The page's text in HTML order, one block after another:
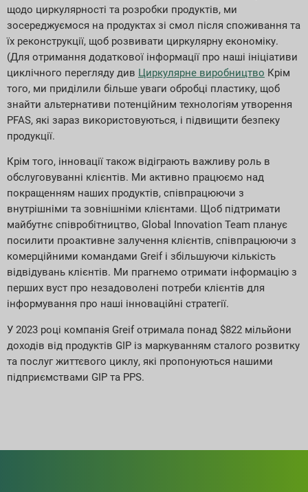
щодо циркулярності та розробки продуктів, ми
зосереджуємося на продуктах зі смол після споживання та
їх реконструкції, щоб розвивати циркулярну економіку.
(Для отримання додаткової інформації про наші ініціативи
циклічного перегляду див Циркулярне виробництво Крім
того, ми приділили більше уваги обробці пластику, щоб
знайти альтернативи потенційним технологіям утворення
PFAS, які зараз використовуються, і підвищити безпеку
продукції.
Крім того, інновації також відіграють важливу роль в
обслуговуванні клієнтів. Ми активно працюємо над
покращенням наших продуктів, співпрацюючи з
внутрішніми та зовнішніми клієнтами. Щоб підтримати
майбутнє співробітництво, Global Innovation Team планує
посилити проактивне залучення клієнтів, співпрацюючи з
комерційними командами Greif і збільшуючи кількість
відвідувань клієнтів. Ми прагнемо отримати інформацію з
перших вуст про незадоволені потреби клієнтів для
інформування про наші інноваційні стратегії.
У 2023 році компанія Greif отримала понад $822 мільйони
доходів від продуктів GIP із маркуванням сталого розвитку
та послуг життєвого циклу, які пропонуються нашими
підприємствами GIP та PPS.